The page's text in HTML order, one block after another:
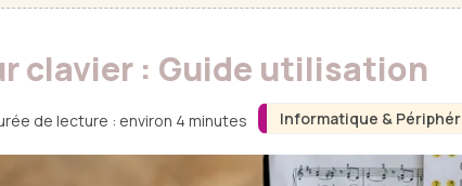
Informatique &
clavier : Guide utilisation
de lecture : environ 4 minutes